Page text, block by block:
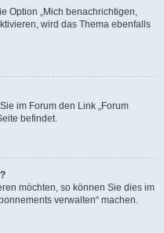
Option „Mich benachrichtigen,
wird das Thema ebenfalls
im Forum den Link „Forum
befindet.
möchten, so können Sie dies im
verwalten“ machen.